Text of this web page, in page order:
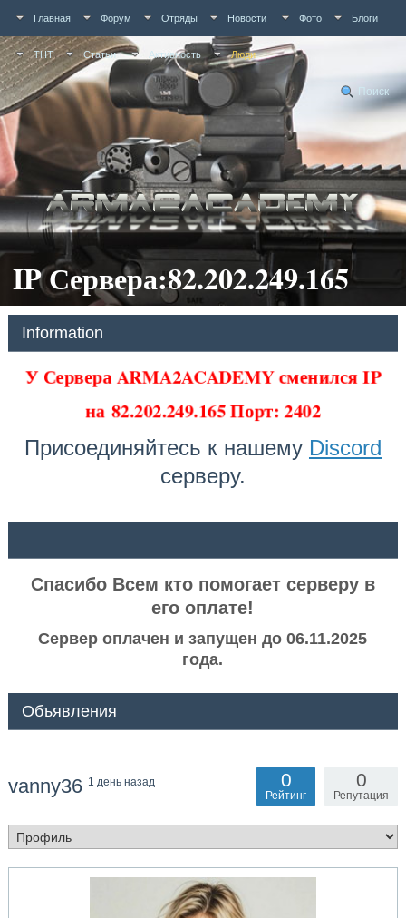
Главная Форум Отряды Новости Фото Блоги
ТНТ Статьи Активность Люди
Поиск
IP Сервера:82.202.249.165
Information
У Сервера ARMA2ACADEMY сменился IP
на82.202.249.165 Порт: 2402
Присоединяйтесь к нашему Discord
серверу.
Спасибо Всем кто помогает серверу в
его оплате!
Сервер оплачен и запущен до 06.11.2025
года.
Объявления
vanny36 1 день назад 0
Репутация
0
Рейтинг